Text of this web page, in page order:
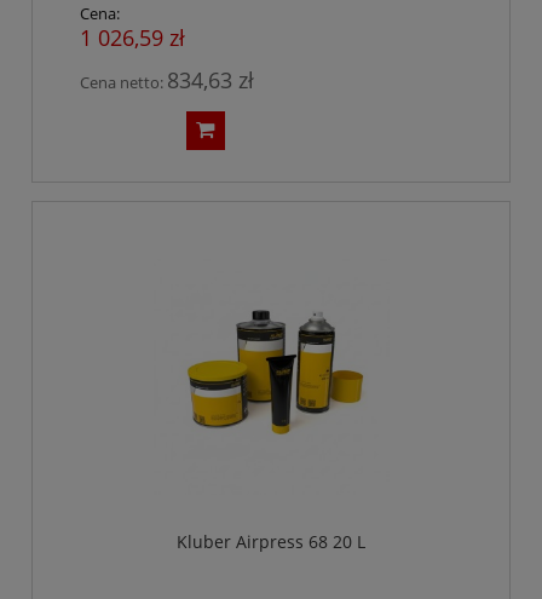
Cena:
1 026,59 zł
Cena netto: 834,63 zł
Kluber Airpress 68 20 L